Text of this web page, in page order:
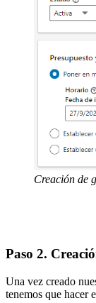
Creación de
Paso 2.
Una vez creado
tenemos que hacer